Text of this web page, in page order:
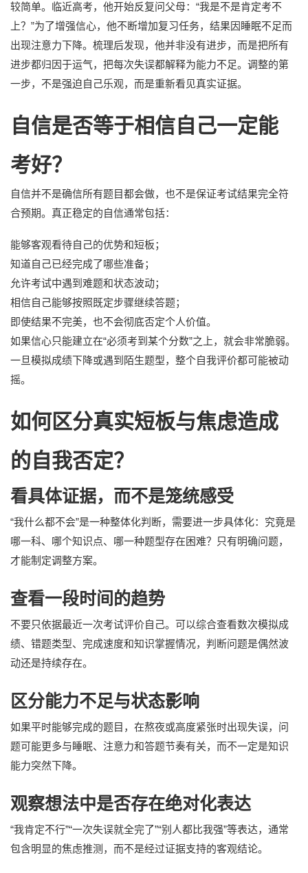
较简单。临近高考，他开始反复问父母：“我是不是肯定考不
上？”为了增强信心，他不断增加复习任务，结果因睡眠不足而
出现注意力下降。梳理后发现，他并非没有进步，而是把所有
进步都归因于运气，把每次失误都解释为能力不足。调整的第
一步，不是强迫自己乐观，而是重新看见真实证据。
自信是否等于相信自己一定能
考好？
自信并不是确信所有题目都会做，也不是保证考试结果完全符
合预期。真正稳定的自信通常包括：
能够客观看待自己的优势和短板；
知道自己已经完成了哪些准备；
允许考试中遇到难题和状态波动；
相信自己能够按照既定步骤继续答题；
即使结果不完美，也不会彻底否定个人价值。
如果信心只能建立在“必须考到某个分数”之上，就会非常脆弱。
一旦模拟成绩下降或遇到陌生题型，整个自我评价都可能被动
摇。
如何区分真实短板与焦虑造成
的自我否定？
看具体证据，而不是笼统感受
“我什么都不会”是一种整体化判断，需要进一步具体化：究竟是
哪一科、哪个知识点、哪一种题型存在困难？只有明确问题，
才能制定调整方案。
查看一段时间的趋势
不要只依据最近一次考试评价自己。可以综合查看数次模拟成
绩、错题类型、完成速度和知识掌握情况，判断问题是偶然波
动还是持续存在。
区分能力不足与状态影响
如果平时能够完成的题目，在熬夜或高度紧张时出现失误，问
题可能更多与睡眠、注意力和答题节奏有关，而不一定是知识
能力突然下降。
观察想法中是否存在绝对化表达
“我肯定不行”“一次失误就全完了”“别人都比我强”等表达，通常
包含明显的焦虑推测，而不是经过证据支持的客观结论。